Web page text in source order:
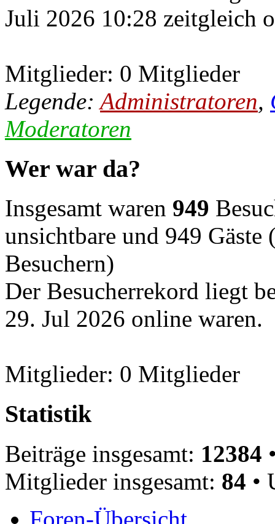
Juli 2026 10:28 zeitgleich
Mitglieder: 0 Mitglieder
Legende:Administratoren,
Moderatoren
Wer war da?
Insgesamt waren 949
unsichtbare und 949 Gäste
Besuchern)
Der Besucherrekord liegt
29. Jul 2026 online waren.
Mitglieder: 0 Mitglieder
Statistik
Beiträge insgesamt: 12384
Mitglieder insgesamt: 84 •
Foren-Übersicht